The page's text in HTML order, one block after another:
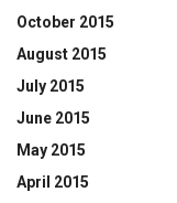
October 2015
August 2015
July 2015
June 2015
May 2015
April 2015